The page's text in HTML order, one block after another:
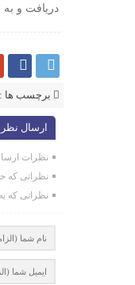
دریافت و
برچسب ها :
ارسال
نظرات
نظراتی که
نظراتی که